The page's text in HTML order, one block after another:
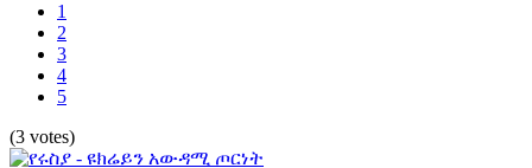
1
2
3
4
5
(3 votes)